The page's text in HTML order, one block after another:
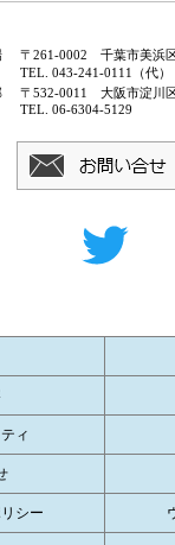
〒261-0002 千葉市美浜
TEL. 043-241-0111（代）
〒532-0011 大阪市淀川
TEL. 06-6304-5129
ィ
シー